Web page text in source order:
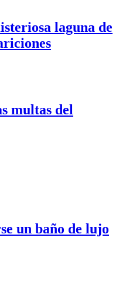
laguna de
multas del
un baño de lujo